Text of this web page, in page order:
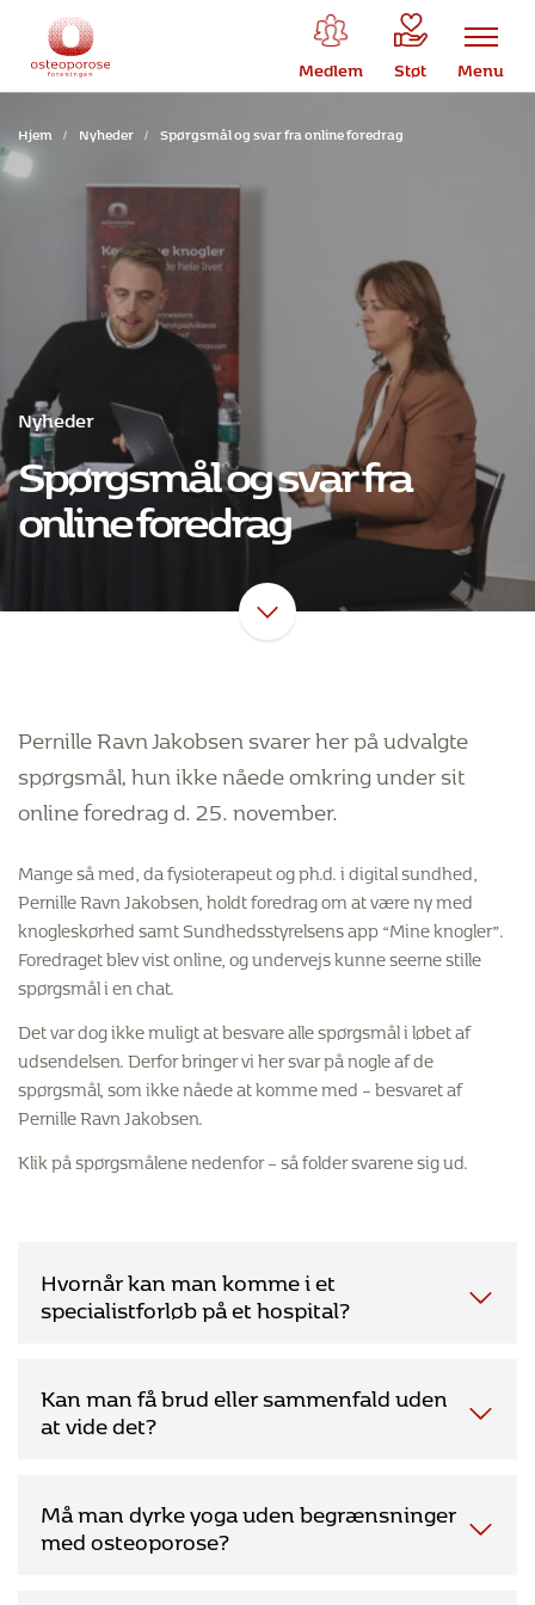
Medlem Støt Menu
Hjem / Nyheder / Spørgsmål og svar fra online foredrag
Nyheder
Spørgsmål og svar fra
online foredrag
Pernille Ravn Jakobsen svarer her på udvalgte
spørgsmål, hun ikke nåede omkring under sit
online foredrag d. 25. november.
Mange så med, da fysioterapeut og ph.d. i digital sundhed,
Pernille Ravn Jakobsen, holdt foredrag om at være ny med
knogleskørhed samt Sundhedsstyrelsens app “Mine knogler”.
Foredraget blev vist online, og undervejs kunne seerne stille
spørgsmål i en chat.
Det var dog ikke muligt at besvare alle spørgsmål i løbet af
udsendelsen. Derfor bringer vi her svar på nogle af de
spørgsmål, som ikke nåede at komme med – besvaret af
Pernille Ravn Jakobsen.
Klik på spørgsmålene nedenfor – så folder svarene sig ud.
Hvornår kan man komme i et
specialistforløb på et hospital?
De fleste patienter med osteoporose diagnosticeres og
følges af egen læge i almen praksis. Egen læge vil kunne
rådgive om kost, motion og udskrive medicin. Den
antiresorptive (knoglebevarende) og anabole
(knogleopbyggende) præparater. Behandling med
antiresorptive præparater kan som udgangspunkt
Kan man få brud eller sammenfald uden
at vide det?
Ja, det kan man faktisk godt. Det kan ske ved sammenfald i
ryggen, hvor smerterne er så svage, at man ikke forbinder
det med et sammenfald, og de fleste af os oplever fra tid til
Må man dyrke yoga uden begrænsninger
med osteoporose?